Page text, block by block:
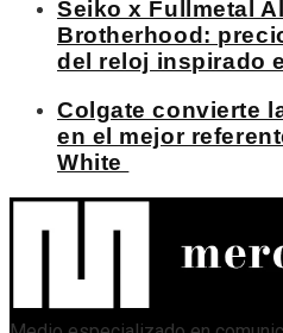
Seiko x Fullmetal
Brotherhood:
del reloj inspirado
Colgate convierte
en el mejor
White